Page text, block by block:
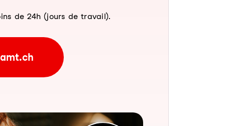
de 24h (jours de travail).